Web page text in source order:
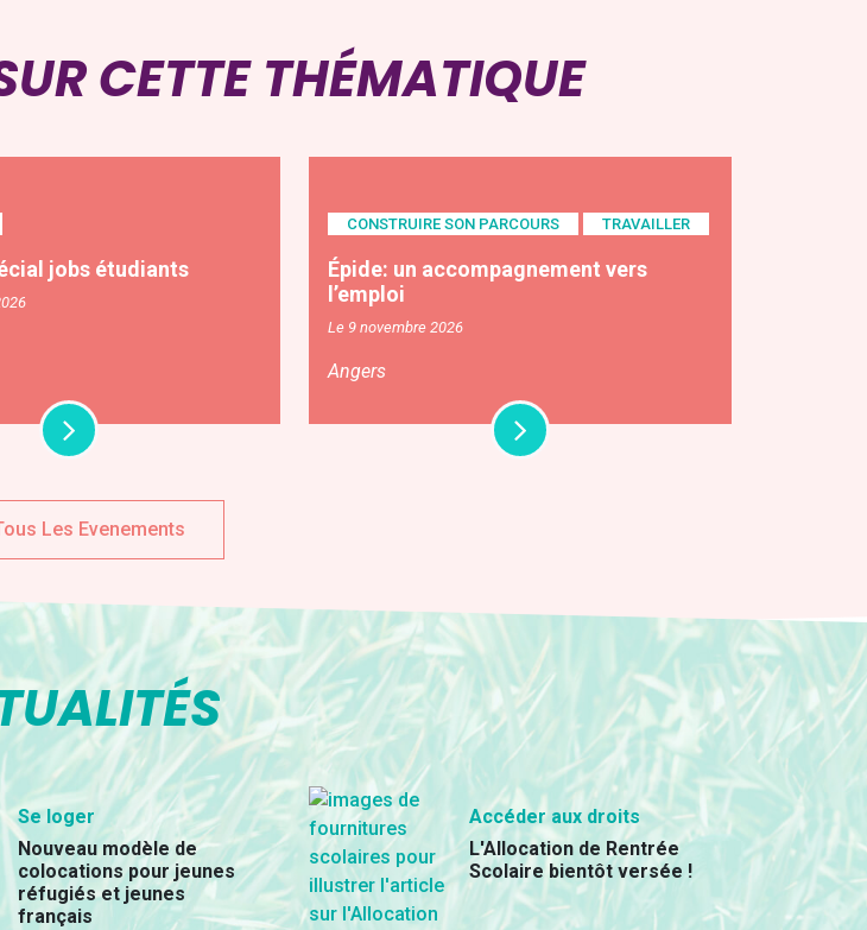
CETTE THÉMATIQUE
jobs étudiants
CONSTRUIRE SON PARCOURS TRAVAILLER
Épide: un accompagnement vers
l’emploi
Le 9 novembre 2026
Angers
Les Evenements
Se loger
Nouveau modèle de
colocations pour jeunes
réfugiés et jeunes
français
Accéder aux droits
L'Allocation de Rentrée
Scolaire bientôt versée !